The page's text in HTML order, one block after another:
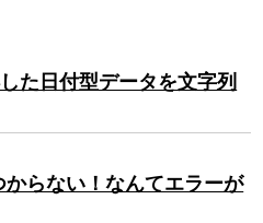
た日付型データを文字列
らない！なんてエラーが